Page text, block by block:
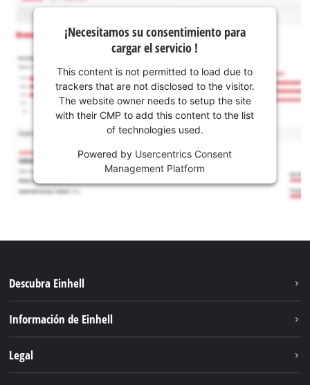
¡Necesitamos su consentimiento para
cargar el servicio !
This content is not permitted to load due to
trackers that are not disclosed to the visitor.
The website owner needs to setup the site
with their CMP to add this content to the list
of technologies used.
Powered by Usercentrics Consent
Management Platform
Descubra Einhell
Servicio
Información de Einhell
Legal